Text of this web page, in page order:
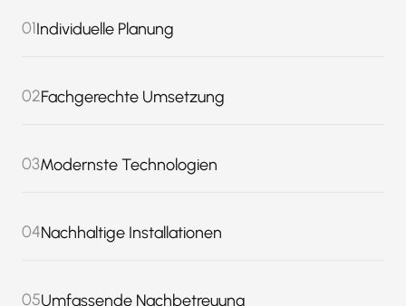
01Individuelle Planung
02Fachgerechte Umsetzung
03Modernste Technologien
04Nachhaltige Installationen
05Umfassende Nachbetreuung